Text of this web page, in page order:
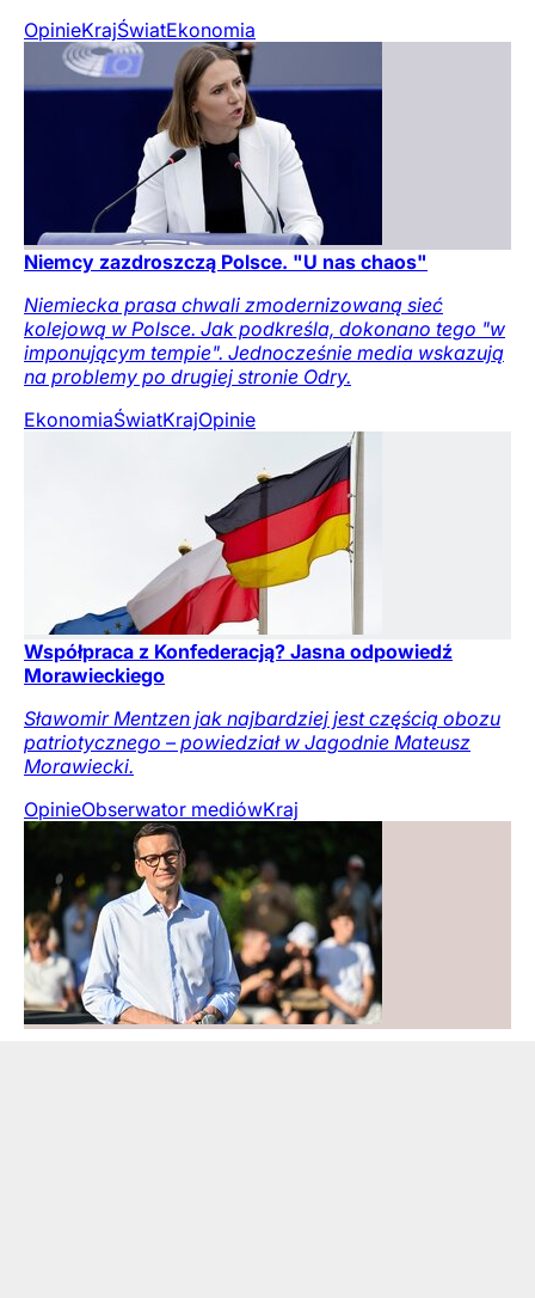
OpinieKrajŚwiatEkonomia
Niemcy zazdroszczą Polsce. "U nas chaos"
Niemiecka prasa chwali zmodernizowaną sieć
kolejową w Polsce. Jak podkreśla, dokonano tego "w
imponującym tempie". Jednocześnie media wskazują
na problemy po drugiej stronie Odry.
EkonomiaŚwiatKrajOpinie
Współpraca z Konfederacją? Jasna odpowiedź
Morawieckiego
Sławomir Mentzen jak najbardziej jest częścią obozu
patriotycznego – powiedział w Jagodnie Mateusz
Morawiecki.
OpinieObserwator mediówKraj